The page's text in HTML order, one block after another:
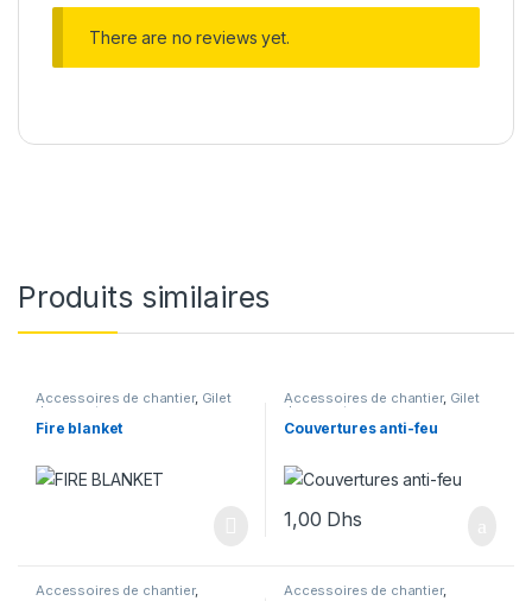
There are no reviews yet.
Produits similaires
Accessoires de chantier, Gilet
de sauvetage
Fire blanket
Accessoires de chantier, Gilet
de sauvetage
Couvertures anti-feu
1,00 Dhs
Accessoires de chantier, Accessoires de chantier,